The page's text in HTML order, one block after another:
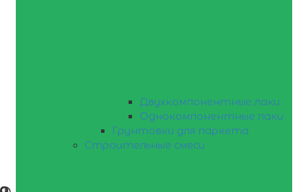
Двухкомпонентные лаки
Однокомпонентные лаки
Грунтовки для паркета
Строительные смеси